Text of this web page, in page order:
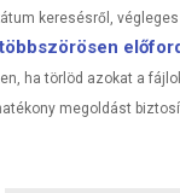
keresésről, végleges
ha törlöd azokat a
megoldást biztosít